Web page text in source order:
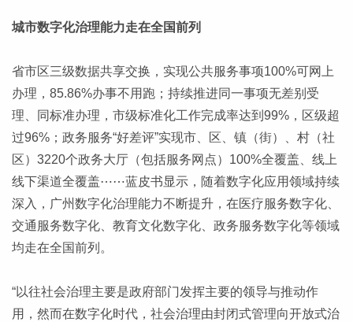
城市数字化治理能力走在全国前列
省市区三级数据共享交换，实现公共服务事项100%可网上
办理，85.86%办事不用跑；持续推进同一事项无差别受
理、同标准办理，市级标准化工作完成率达到99%，区级超
过96%；政务服务“好差评”实现市、区、镇（街）、村（社
区）3220个政务大厅（包括服务网点）100%全覆盖、线上
线下渠道全覆盖⋯⋯蓝皮书显示，随着数字化应用领域持续
深入，广州数字化治理能力不断提升，在医疗服务数字化、
交通服务数字化、教育文化数字化、政务服务数字化等领域
均走在全国前列。
“以往社会治理主要是政府部门发挥主要的领导与推动作
用，然而在数字化时代，社会治理由封闭式管理向开放式治